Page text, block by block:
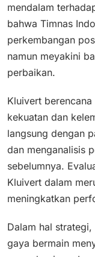
mendalam
bahwa Timnas
perkembangan
namun meyakini
perbaikan.
Kluivert
kekuatan dan
langsung dengan
dan menganalisis
sebelumnya.
Kluivert dalam
meningkatkan
Dalam hal
gaya bermain